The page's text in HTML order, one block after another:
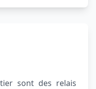
sont des relais